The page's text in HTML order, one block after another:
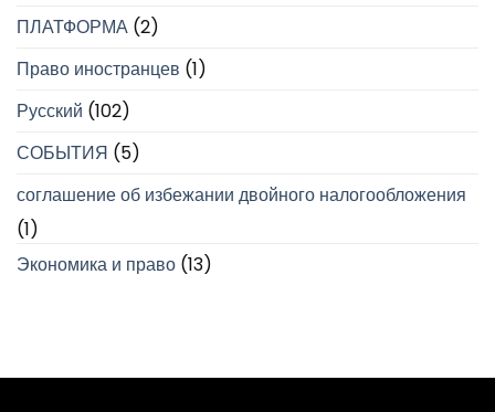
ПЛАТФОРМА (2)
Право иностранцев (1)
Русский (102)
СОБЫТИЯ (5)
соглашение об избежании двойного налогообложения
(1)
Экономика и право (13)